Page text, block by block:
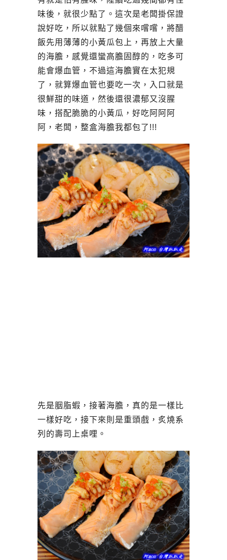
味後，就很少點了。這次是老闆掛保證
說好吃，所以就點了幾個來嚐嚐，將醋
飯先用薄薄的小黃瓜包上，再放上大量
的海膽，感覺還蠻高膽固醇的，吃多可
能會爆血管，不過這海膽實在太犯規
了，就算爆血管也要吃一次，入口就是
很鮮甜的味道，然後還很濃郁又沒腥
味，搭配脆脆的小黃瓜，好吃阿阿阿
阿，老闆，整盒海膽我都包了!!!
先是胭脂蝦，接著海膽，真的是一樣比
一樣好吃，接下來則是重頭戲，炙燒系
列的壽司上桌哩。